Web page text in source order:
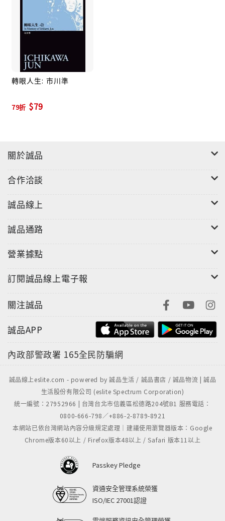
轉眼人生: 市川準
79折 $79
關於誠品
合作洽談
誠品線上
誠品通路
營業據點
訂閱誠品線上電子報
關注誠品
誠品APP
內政部警政署 165全民防騙網
誠品線上eslite.com - powered by 誠品生活 / 誠品書店 / 誠品物流 | 誠品
生活股份有限公司 (eslite Spectrum Corporation)
統一編號：27952966 | 台灣台北市信義區松德路204號B1 服務電話：
0800-666-798／+886-2-8789-8921
本網站已依台灣網站內容分級規定處理｜建議使用瀏覽器版本：Google
Chrome版本60以上 / Firefox版本48以上 / Safari 版本11以上
Passkey Pledge
資通安全管理系統榮獲
ISO/IEC 27001認證